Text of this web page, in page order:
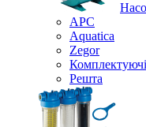
APC
Aquatica
Zegor
Комплектуючі
Решта